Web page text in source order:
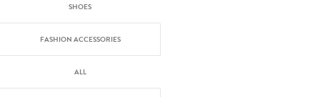
SHOES
FASHION ACCESSORIES
ALL